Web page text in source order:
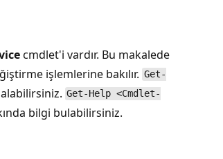
cmdlet'i vardır. Bu makalede
işlemlerine bakılır. Get-
Get-Help <Cmdlet-
bilgi bulabilirsiniz.